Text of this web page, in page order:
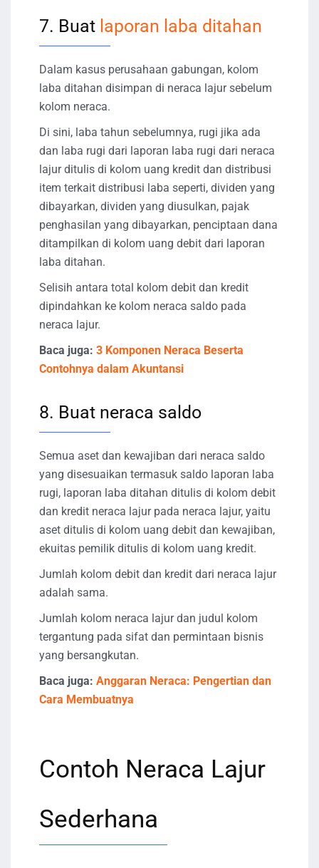
7. Buat laporan laba ditahan
Dalam kasus perusahaan gabungan, kolom
laba ditahan disimpan di neraca lajur sebelum
kolom neraca.
Di sini, laba tahun sebelumnya, rugi jika ada
dan laba rugi dari laporan laba rugi dari neraca
lajur ditulis di kolom uang kredit dan distribusi
item terkait distribusi laba seperti, dividen yang
dibayarkan, dividen yang diusulkan, pajak
penghasilan yang dibayarkan, penciptaan dana
ditampilkan di kolom uang debit dari laporan
laba ditahan.
Selisih antara total kolom debit dan kredit
dipindahkan ke kolom neraca saldo pada
neraca lajur.
Baca juga: 3 Komponen Neraca Beserta
Contohnya dalam Akuntansi
8. Buat neraca saldo
Semua aset dan kewajiban dari neraca saldo
yang disesuaikan termasuk saldo laporan laba
rugi, laporan laba ditahan ditulis di kolom debit
dan kredit neraca lajur pada neraca lajur, yaitu
aset ditulis di kolom uang debit dan kewajiban,
ekuitas pemilik ditulis di kolom uang kredit.
Jumlah kolom debit dan kredit dari neraca lajur
adalah sama.
Jumlah kolom neraca lajur dan judul kolom
tergantung pada sifat dan permintaan bisnis
yang bersangkutan.
Baca juga: Anggaran Neraca: Pengertian dan
Cara Membuatnya
Contoh Neraca Lajur
Sederhana